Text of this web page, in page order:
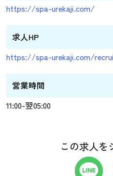
https://spa-urekaji.com/
求人HP
https://spa-urekaji.com/
営業時間
11:00-翌05:00
この求人を